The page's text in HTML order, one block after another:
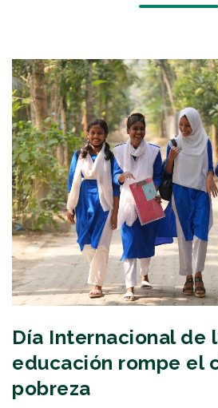
MIS RETOS
CERRAR SESIÓN
Día Internacional de
educación rompe el
pobreza